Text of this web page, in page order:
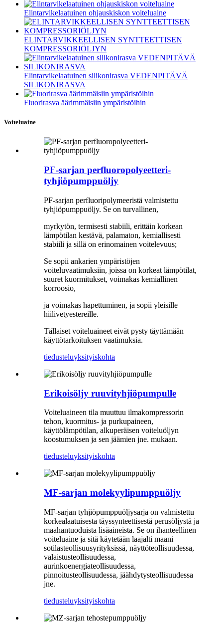
Elintarvikelaatuinen ohjauskiskon voiteluaine
ELINTARVIKKEELLISEN SYNTTEETTISEN
KOMPRESSORIÖLJYN
Elintarvikelaatuinen silikonirasva VEDENPITÄVÄ
SILIKONIRASVA
Fluorirasva äärimmäisiin ympäristöihin
Voiteluaine
PF-sarjan perfluoropolyeetteri-
tyhjiöpumppuöljy
PF-sarjan perfluoripolymeeristä valmistettu
tyhjiöpumppuöljy. Se on turvallinen,
myrkytön, termisesti stabiili, erittäin korkean
lämpötilan kestävä, palamaton, kemiallisesti
stabiili ja sillä on erinomainen voitelevuus;
Se sopii ankarien ympäristöjen
voiteluvaatimuksiin, joissa on korkeat lämpötilat,
suuret kuormitukset, voimakas kemiallinen
korroosio,
ja voimakas hapettuminen, ja sopii yleisille
hiilivetyestereille.
Tällaiset voiteluaineet eivät pysty täyttämään
käyttötarkoituksen vaatimuksia.
tiedusteluyksityiskohta
Erikoisöljy ruuvityhjiöpumpulle
Voiteluaineen tila muuttuu ilmakompressorin
tehon, kuormitus- ja purkupaineen,
käyttölämpötilan, alkuperäisen voiteluöljyn
koostumuksen ja sen jäämien jne. mukaan.
tiedusteluyksityiskohta
MF-sarjan molekyylipumppuöljy
MF-sarjan tyhjiöpumppuöljysarja on valmistettu
korkealaatuisesta täyssynteettisestä perusöljystä ja
maahantuoduista lisäaineista. Se on ihanteellinen
voiteluaine ja sitä käytetään laajalti maani
sotilasteollisuusyrityksissä, näyttöteollisuudessa,
valaistusteollisuudessa,
aurinkoenergiateollisuudessa,
pinnoitusteollisuudessa, jäähdytysteollisuudessa
jne.
tiedusteluyksityiskohta